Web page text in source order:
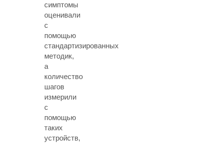
симптомы
оценивали
с
помощью
стандартизированных
методик,
а
количество
шагов
измерили
с
помощью
таких
устройств,